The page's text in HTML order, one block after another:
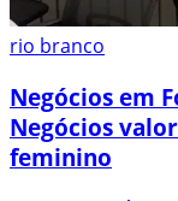
rio branco
Negócios em
Negócios
feminino